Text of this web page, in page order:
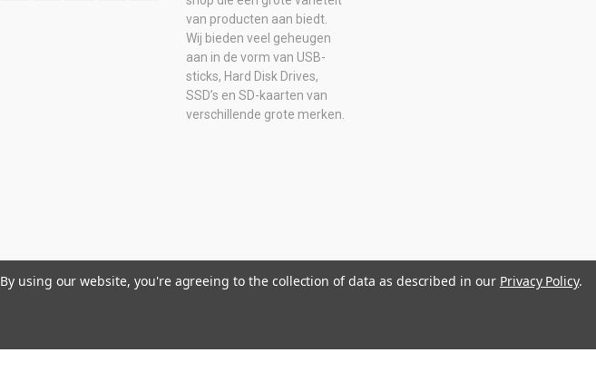
van producten aan biedt.
Wij bieden veel geheugen
aan in de vorm van USB-
sticks, Hard Disk Drives,
SSD’s en SD-kaarten van
verschillende grote merken.
By using our website, you're agreeing to the collection of data as described in our Privacy Policy.